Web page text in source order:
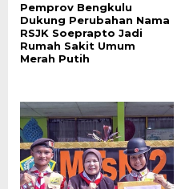
Pemprov Bengkulu
Dukung Perubahan Nama
RSJK Soeprapto Jadi
Rumah Sakit Umum
Merah Putih